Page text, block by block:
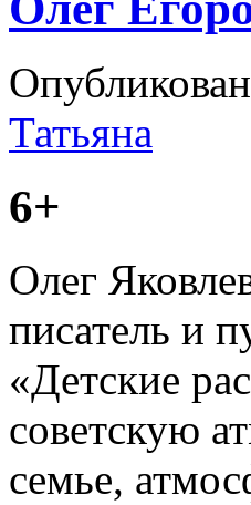
Татьяна
6+
Олег
писатель и
«Детские
советскую
семье,